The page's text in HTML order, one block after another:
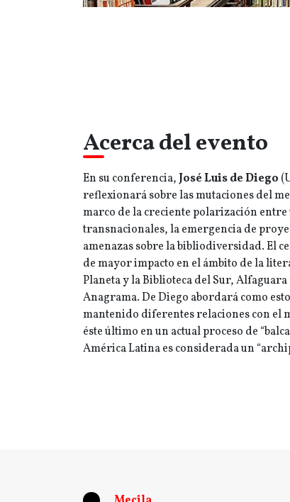
Acerca del evento
En su conferencia,José Luis de Diego
reflexionará sobre las mutaciones del
marco de la creciente polarización
transnacionales, la emergencia de
amenazas sobre la bibliodiversidad. El
de mayor impacto en el ámbito de la
Planeta y la Biblioteca del Sur,
Anagrama. De Diego abordará como
mantenido diferentes relaciones con el
éste último en un actual proceso de
América Latina es considerada un